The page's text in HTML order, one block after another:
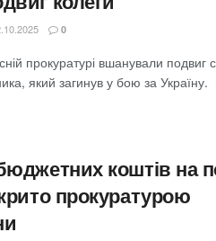
0
прокуратурі вшанували подвиг
який загинув у бою за
коштів на
прокуратурою